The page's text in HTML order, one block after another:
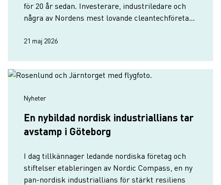
för 20 år sedan. Investerare, industriledare och
några av Nordens mest lovande cleantechföretag
21 maj 2026
Nyheter
En nybildad nordisk industriallians tar
avstamp i Göteborg
I dag tillkännager ledande nordiska företag och
stiftelser etableringen av Nordic Compass, en ny
pan-nordisk industriallians för stärkt resiliens